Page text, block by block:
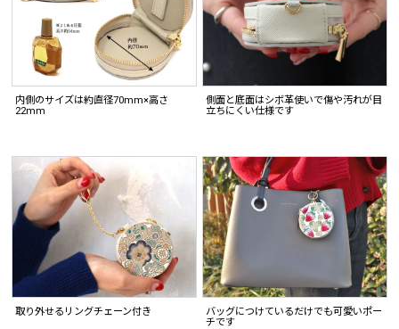
内側のサイズは約直径70mm×高さ
22mm
側面と底面はシボ革使いで傷や汚れが目
立ちにくい仕様です
取り外せるリングチェーン付き
バッグにつけているだけでも可愛いポー
チです